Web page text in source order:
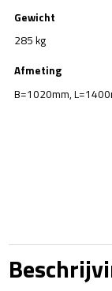
Gewicht
285 kg
Afmeting
B=1020mm,